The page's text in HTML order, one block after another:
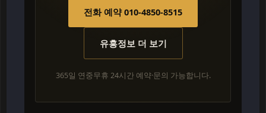
전화 예약 010-4850-8515
유흥정보 더 보기
365일 연중무휴 24시간 예약·문의 가능합니다.